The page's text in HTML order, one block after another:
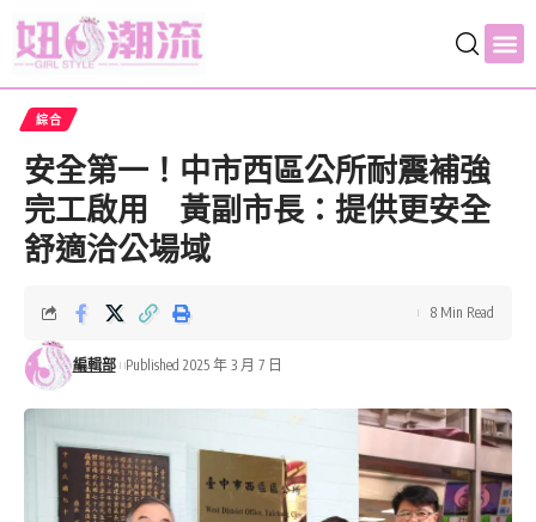
綜合
安全第一！中市西區公所耐震補強
完工啟用 黃副市長：提供更安全
舒適洽公場域
編輯部 Published 2025 年 3 月 7 日
8 Min Read